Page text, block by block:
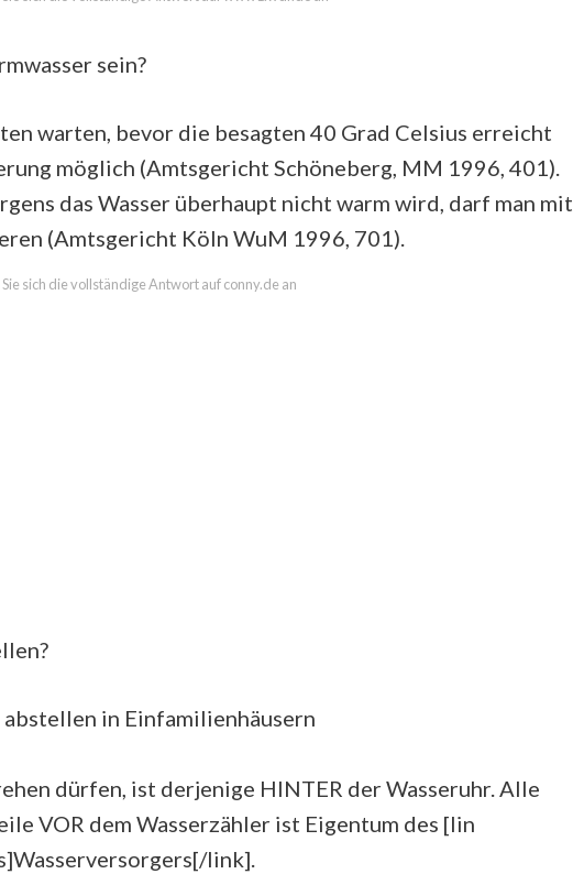
sein?
warten, bevor die besagten 40 Grad Celsius erreicht
möglich (Amtsgericht Schöneberg, MM 1996, 401).
das Wasser überhaupt nicht warm wird, darf man mit
(Amtsgericht Köln WuM 1996, 701).
Sie sich die vollständige Antwort auf conny.de an
in Einfamilienhäusern
dürfen, ist derjenige HINTER der Wasseruhr. Alle
VOR dem Wasserzähler ist Eigentum des [lin
link].